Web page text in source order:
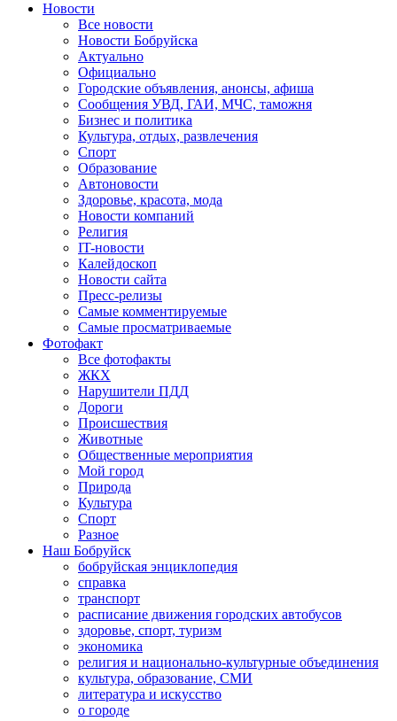
Новости
Все новости
Новости Бобруйска
Актуально
Официально
Городские объявления, анонсы, афиша
Сообщения УВД, ГАИ, МЧС, таможня
Бизнес и политика
Культура, отдых, развлечения
Спорт
Образование
Автоновости
Здоровье, красота, мода
Новости компаний
Религия
IT-новости
Калейдоскоп
Новости сайта
Пресс-релизы
Самые комментируемые
Самые просматриваемые
Фотофакт
Все фотофакты
ЖКХ
Нарушители ПДД
Дороги
Происшествия
Животные
Общественные мероприятия
Мой город
Природа
Культура
Спорт
Разное
Наш Бобруйск
бобруйская энциклопедия
справка
транспорт
расписание движения городских автобусов
здоровье, спорт, туризм
экономика
религия и национально-культурные объединения
культура, образование, СМИ
литература и искусство
о городе